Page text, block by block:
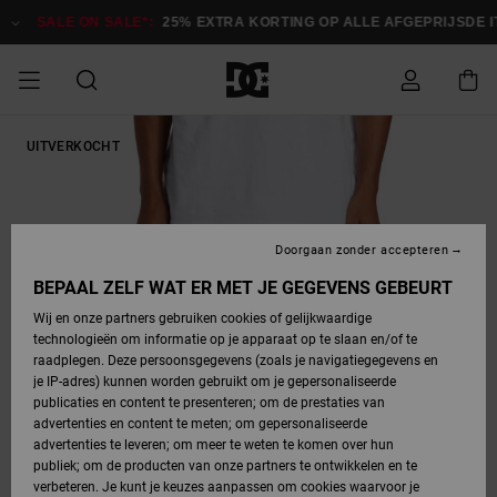
Productinformatie
SALE ON SALE*: 25% EXTRA KORTING OP ALLE AFGEPRIJSDE
SALE ON SALE Schoenen
Kleding
Accessoires
SNOW
T-Shirts
Jasjes &
Schoenen
Snow
KINDEREN
Sale schoenen
Kleding
Sale
Sale snow-
artikelen
Jasjes &
jassen
Stag
Court Graffik
Lynx
Pure
Net
Alles
Astrix
Ducati
DC Command
Manteca
Construct
Ascend
SCHOENEN
Nieuwe
Collectie
Slippers
Winterlaarzen
KLEDING
Nieuwe
Collectie
Overhemden
Jeans
ACCESSOIRES
Petten &
hoeden
rugzakken
Alles
weergeven
DAMES
Chelsea
Court Graffik
View All
Pixie
Astrix
DC Command
Manteca
Best Sellers
SCHOENEN
Nieuwe
Collectie
Slippers
KLEDING
Snowboardjassen
Snowboardbroeken
Alles
KINDEREN
Court Graffik
Pure
Stag
Nieuwe
Collectie
Sneakers
Alles
weergeven
KLEDING
Nieuwe
Collectie
sweatshirts
Jasjes &
jassen
Overhemden
ACCESSOIRES
Petten &
hoeden
rugzakken
Alles
weergeven
SKATE
Skateschoenen
Alles
Team
COURT
Snowboardjassen
Snowboardbroeken
Winterlaarzen
Polair fleeces
& softshells
Snowboardjassen
Snowboardbroeken
Accessoires
Alles
weergeven
SNOWBOARDSHOP
Boots
Snowboardjassen
Snowboardbroeken
Mutsen
Alles
weergeven
Retouren
Betaling
Giftcard
Quiksilver
UITVERKOCHT
BEPAAL ZELF WAT ER MET JE GEGEVENS GEBEURT
Wij en onze partners gebruiken cookies of gelijkwaardige
technologieën om informatie op je apparaat op te slaan en/of te
raadplegen. Deze persoonsgegevens (zoals je navigatiegegevens en
je IP-adres) kunnen worden gebruikt om je gepersonaliseerde
publicaties en content te presenteren; om de prestaties van
advertenties en content te meten; om gepersonaliseerde
advertenties te leveren; om meer te weten te komen over hun
publiek; om de producten van onze partners te ontwikkelen en te
verbeteren. Je kunt je keuzes aanpassen om cookies waarvoor je
Doorgaan zonder accepteren